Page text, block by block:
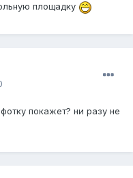
площадку
покажет? ни разу не